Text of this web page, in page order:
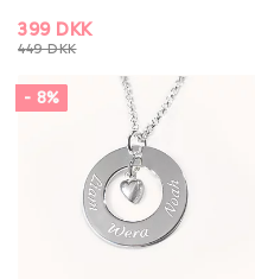
449 DKK
399 DKK
- 8%